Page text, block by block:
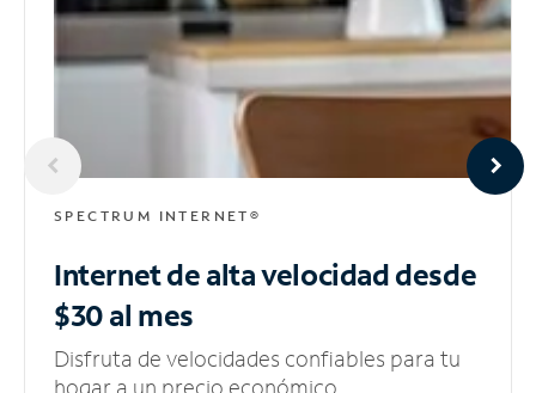
SPECTRUM INTERNET®
Internet de alta velocidaddesde
$30 al mes
Disfruta de velocidades confiables para tu
hogar a un precio económico.